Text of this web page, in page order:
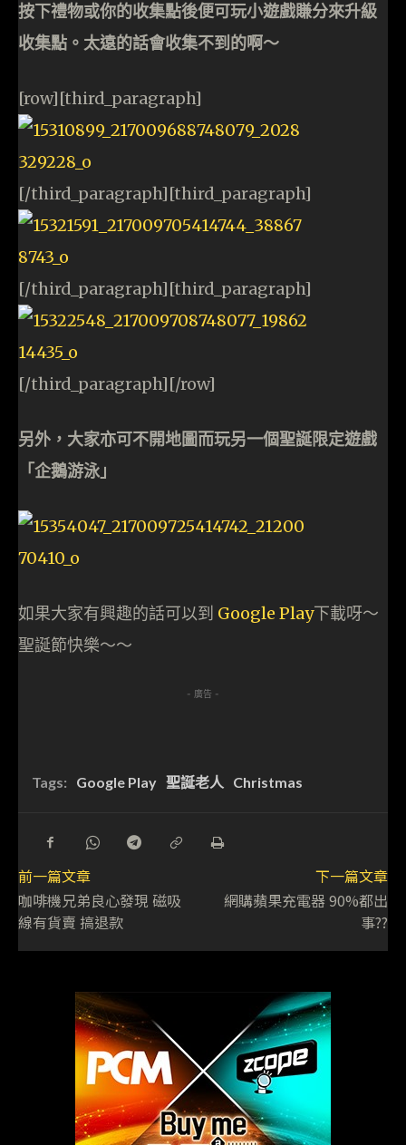
按下禮物或你的收集點後便可玩小遊戲賺分來升級
收集點。太遠的話會收集不到的啊～
[row][third_paragraph]
[/third_paragraph][third_paragraph]
[/third_paragraph][third_paragraph]
[/third_paragraph][/row]
另外，大家亦可不開地圖而玩另一個聖誕限定遊戲
「企鵝游泳」
如果大家有興趣的話可以到 Google Play下載呀～
聖誕節快樂～～
- 廣告 -
Tags: Google Play 聖誕老人 Christmas
前一篇文章
咖啡機兄弟良心發現 磁吸
線有貨賣 搞退款
下一篇文章
網購蘋果充電器 90%都出
事??